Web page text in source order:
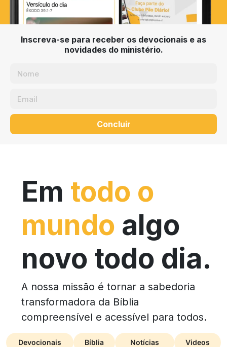
Inscreva-se para receber os devocionais e as
novidades do ministério.
Concluir
Em todo o
mundo algo
novo todo dia.
A nossa missão é tornar a sabedoria
transformadora da Bíblia
compreensível e acessível para todos.
Devocionais Bíblia Notícias Videos